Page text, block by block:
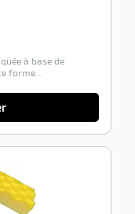
à base de
forme…